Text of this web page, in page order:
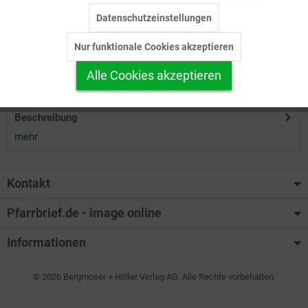
Herunterladen
Auf Ihren Merkzettel setzen
Beschreibung
mehr
Kontakt
Pfarrbrief.de - image online
Informationen
© 2026 Bergmoser + Höller Verlag AG. Alle Rechte vorbehalten.
Personalisierung Inaktiv
Service
Datenschutzeinstellungen
Nur funktionale Cookies akzeptieren
Alle Cookies akzeptieren